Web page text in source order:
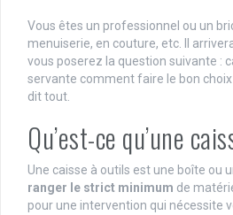
Vous êtes un professionnel ou un
menuiserie, en couture, etc. Il
vous poserez la question suivante :
servante comment faire le bon choix
dit tout.
Qu’est-ce qu’une
Une caisse à outils est une boîte ou
ranger le strict minimum de
pour une intervention qui nécessite